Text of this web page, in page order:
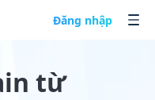
Đăng nhập
từ